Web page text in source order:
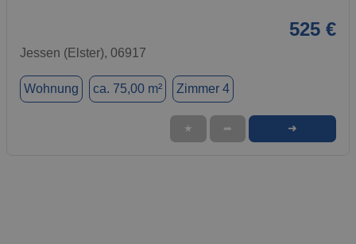
525 €
Jessen (Elster), 06917
Wohnung ca. 75,00 m² Zimmer 4
★ ➦ ➜